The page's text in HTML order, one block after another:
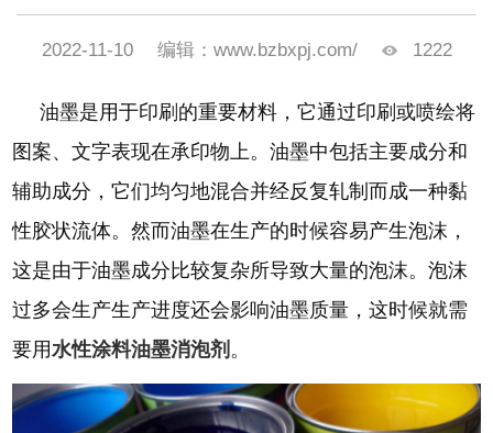
2022-11-10 编辑：www.bzbxpj.com/ 1222
油墨是用于印刷的重要材料，它通过印刷或喷绘将
图案、文字表现在承印物上。油墨中包括主要成分和
辅助成分，它们均匀地混合并经反复轧制而成一种黏
性胶状流体。然而油墨在生产的时候容易产生泡沫，
这是由于油墨成分比较复杂所导致大量的泡沫。泡沫
过多会生产生产进度还会影响油墨质量，这时候就需
要用 水性涂料油墨消泡剂 。